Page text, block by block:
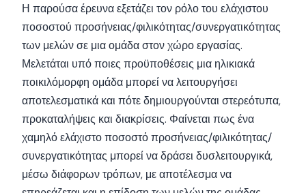
Η παρούσα έρευνα εξετάζει τον ρόλο του ελάχιστου
ποσοστού προσήνειας/φιλικότητας/συνεργατικότητας
των μελών σε μια ομάδα στον χώρο εργασίας.
Μελετάται υπό ποιες προϋποθέσεις μια ηλικιακά
ποικιλόμορφη ομάδα μπορεί να λειτουργήσει
αποτελεσματικά και πότε δημιουργούνται στερεότυπα,
προκαταλήψεις και διακρίσεις. Φαίνεται πως ένα
χαμηλό ελάχιστο ποσοστό προσήνειας/φιλικότητας/
συνεργατικότητας μπορεί να δράσει δυσλειτουργικά,
μέσω διάφορων τρόπων, με αποτέλεσμα να